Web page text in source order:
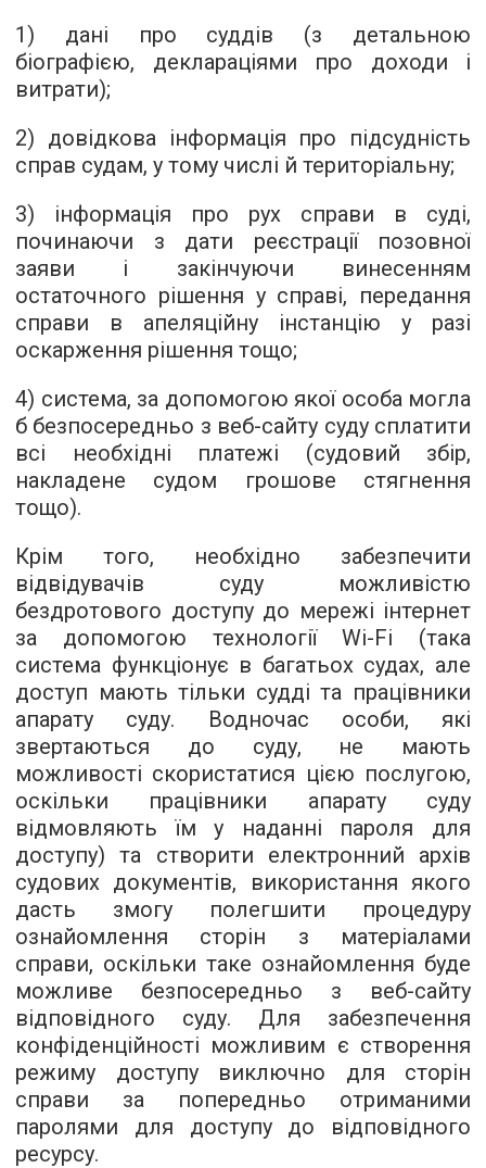
1) дані про суддів (з детальною
біографією, деклараціями про доходи і
витрати);
2) довідкова інформація про підсудність
справ судам, у тому числі й територіальну;
3) інформація про рух справи в суді,
починаючи з дати реєстрації позовної
заяви і закінчуючи винесенням
остаточного рішення у справі, передання
справи в апеляційну інстанцію у разі
оскарження рішення тощо;
4) система, за допомогою якої особа могла
б безпосередньо з веб-сайту суду сплатити
всі необхідні платежі (судовий збір,
накладене судом грошове стягнення
тощо).
Крім того, необхідно забезпечити
відвідувачів суду можливістю
бездротового доступу до мережі інтернет
за допомогою технології Wi-Fi (така
система функціонує в багатьох судах, але
доступ мають тільки судді та працівники
апарату суду. Водночас особи, які
звертаються до суду, не мають
можливості скористатися цією послугою,
оскільки працівники апарату суду
відмовляють їм у наданні пароля для
доступу) та створити електронний архів
судових документів, використання якого
дасть змогу полегшити процедуру
ознайомлення сторін з матеріалами
справи, оскільки таке ознайомлення буде
можливе безпосередньо з веб-сайту
відповідного суду. Для забезпечення
конфіденційності можливим є створення
режиму доступу виключно для сторін
справи за попередньо отриманими
паролями для доступу до відповідного
ресурсу.